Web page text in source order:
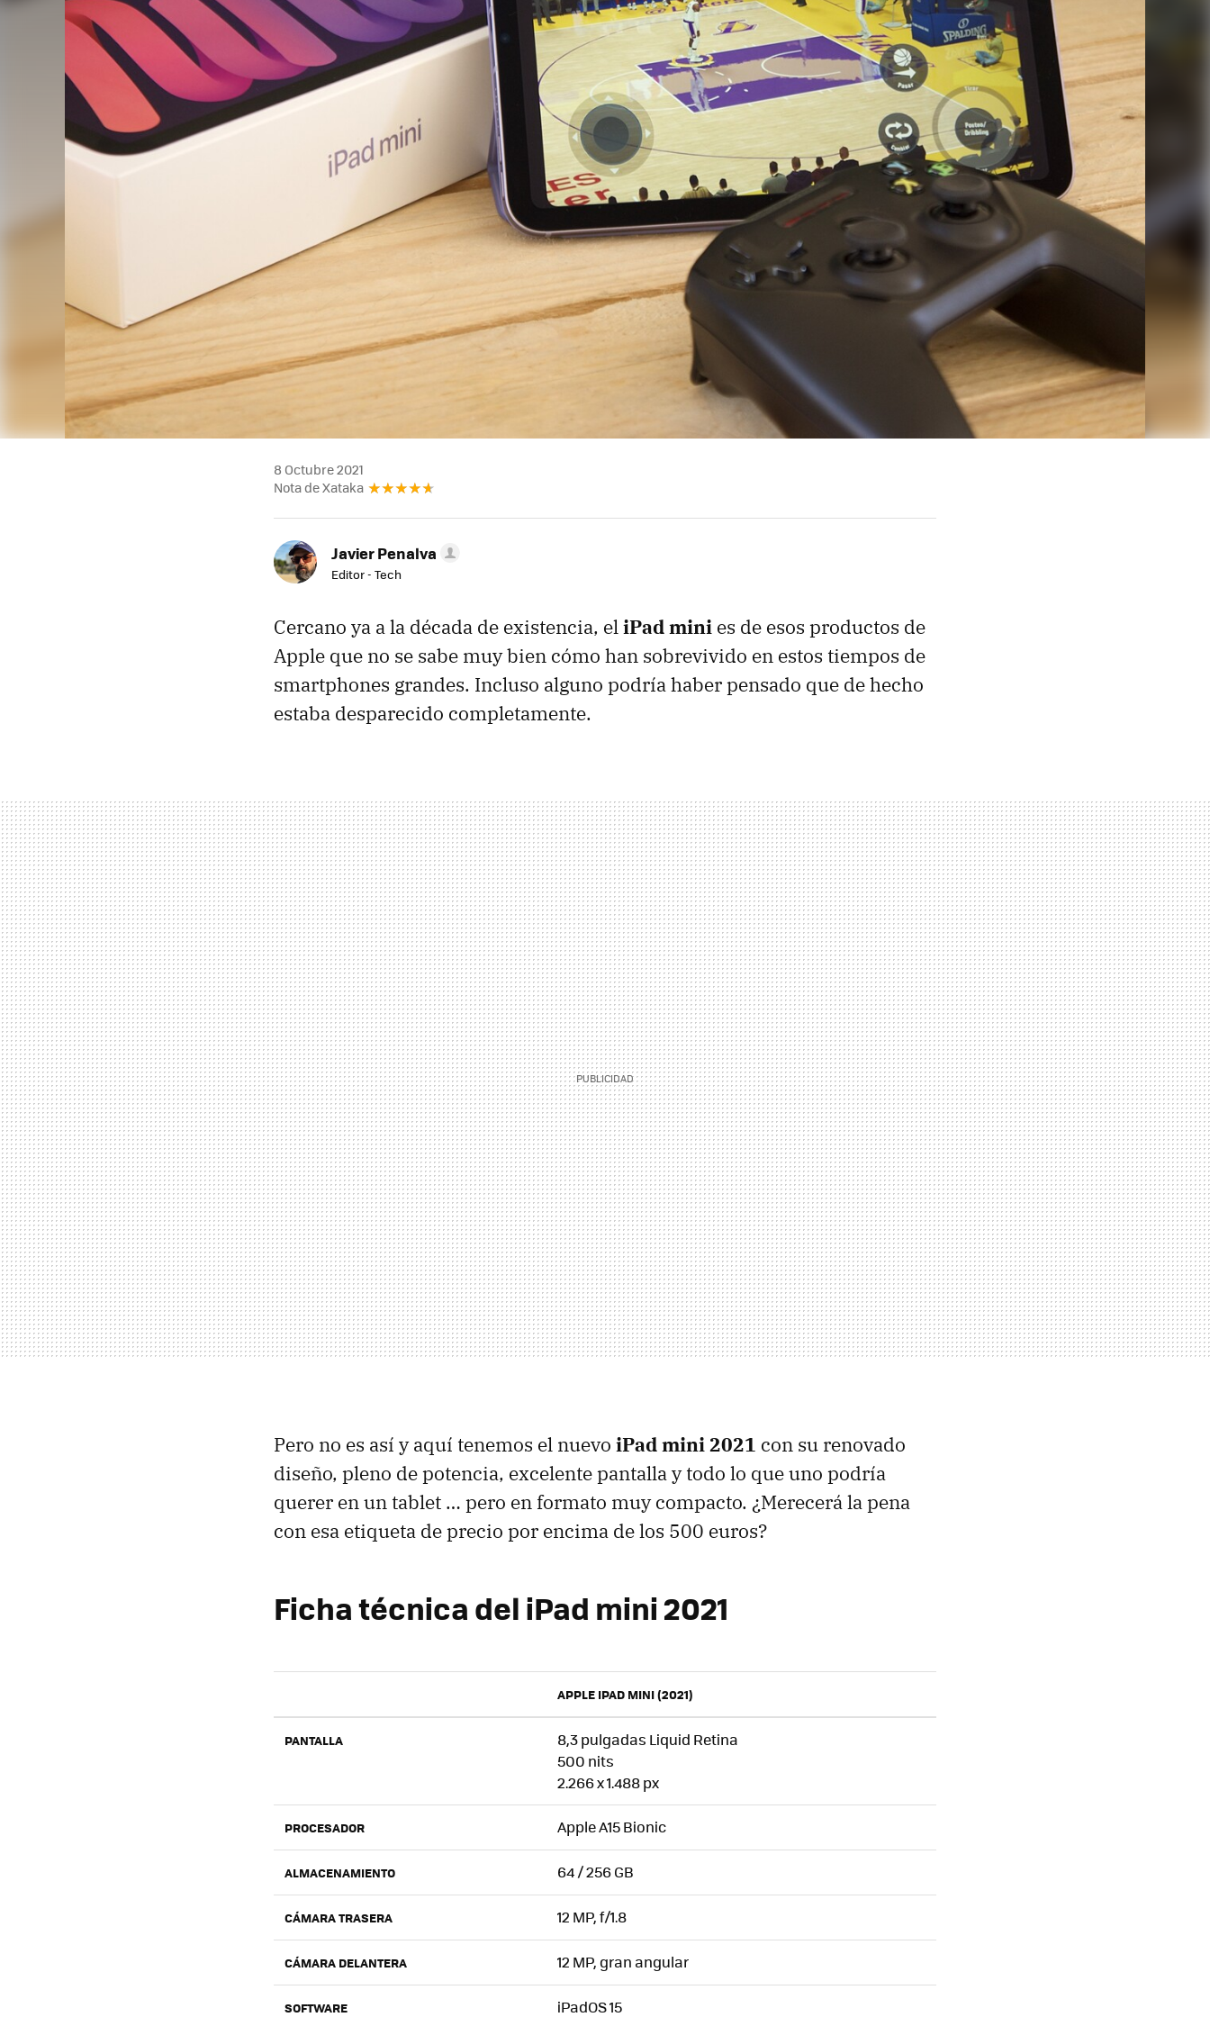
8 Octubre 2021
Nota de Xataka
Javier Penalva
Editor - Tech
Cercano ya a la década de existencia, eliPad mini es de esos productos de
Apple que no se sabe muy bien cómo han sobrevivido en estos tiempos de
smartphones grandes. Incluso alguno podría haber pensado que de hecho
estaba desparecido completamente.
Pero no es así y aquí tenemos el nuevo iPad mini 2021 con su renovado
diseño, pleno de potencia, excelente pantalla y todo lo que uno podría
querer en un tablet … pero en formato muy compacto. ¿Merecerá la pena
con esa etiqueta de precio por encima de los 500 euros?
Ficha técnica del iPad mini 2021
APPLE IPAD MINI (2021)
PANTALLA
8,3 pulgadas Liquid Retina
500 nits
2.266 x 1.488 px
PROCESADOR Apple A15 Bionic
ALMACENAMIENTO 64 / 256 GB
CÁMARA TRASERA 12 MP, f/1.8
CÁMARA DELANTERA 12 MP, gran angular
SOFTWARE iPadOS 15